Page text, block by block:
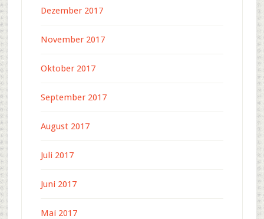
Dezember 2017
November 2017
Oktober 2017
September 2017
August 2017
Juli 2017
Juni 2017
Mai 2017